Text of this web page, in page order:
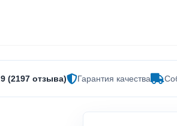
(2197 отзыва) Гарантия качества